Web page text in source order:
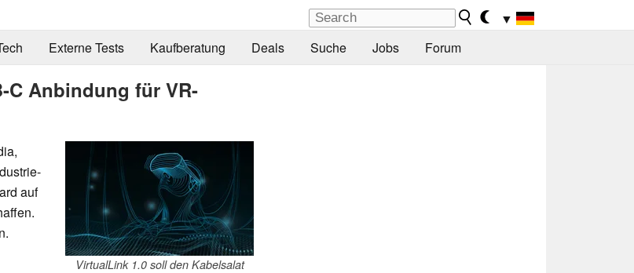
▼
Externe Tests Kaufberatung Deals Suche Jobs Forum
C Anbindung für VR-
VirtualLink 1.0 soll den Kabelsalat
auf